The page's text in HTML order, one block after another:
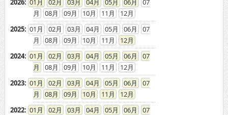
08
09 10 11
12
2025: 01 02 03 04 05 06
07
08
09 10 11
12
2024: 01 02 03 04 05 06
07
08
09 10 11
12
2023: 01 02 03 04 05 06
07
08
09 10 11
12
2022: 01 02 03 04 05 06
07